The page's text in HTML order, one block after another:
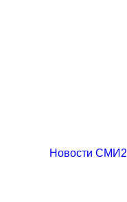
Новости СМИ2